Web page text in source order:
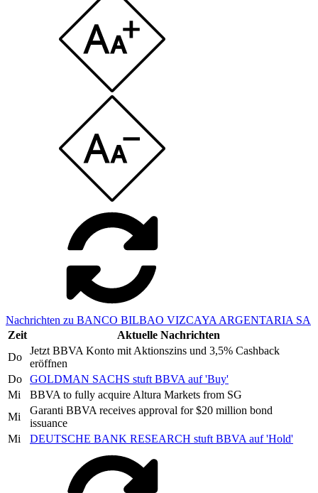
Nachrichten zu BANCO BILBAO VIZCAYA ARGENTARIA SA
Zeit
Aktuelle Nachrichten
Do
Jetzt BBVA Konto mit Aktionszins und 3,5% Cashback
eröffnen
Do
GOLDMAN SACHS stuft BBVA auf 'Buy'
Mi
BBVA to fully acquire Altura Markets from SG
Mi
Garanti BBVA receives approval for $20 million bond
issuance
Mi
DEUTSCHE BANK RESEARCH stuft BBVA auf 'Hold'